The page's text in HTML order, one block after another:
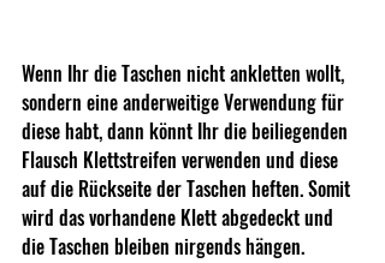
Wenn Ihr die Taschen nicht ankletten wollt,
sondern eine anderweitige Verwendung für
diese habt, dann könnt Ihr die beiliegenden
Flausch Klettstreifen verwenden und diese
auf die Rückseite der Taschen heften. Somit
wird das vorhandene Klett abgedeckt und
die Taschen bleiben nirgends hängen.